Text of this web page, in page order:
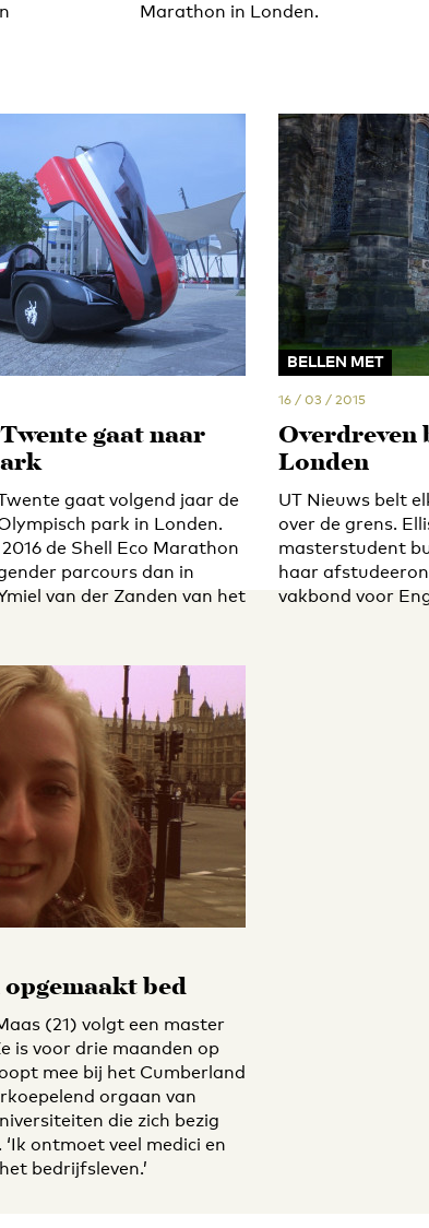
Marathon in Londen.
gaat naar
gaat volgend jaar de
park in Londen.
de Shell Eco Marathon
parcours dan in
van der Zanden van het
BELLEN MET
16 / 03 / 2015
Overdreven
Londen
UT Nieuws belt
over de grens.
masterstudent
haar
vakbond voor
bed
(21) volgt een master
is voor drie maanden op
mee bij het Cumberland
orgaan van
die zich bezig
ontmoet veel medici en
bedrijfsleven.’